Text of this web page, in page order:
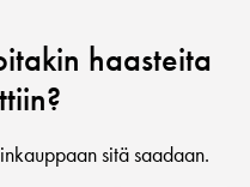
haasteita
sitä saadaan.